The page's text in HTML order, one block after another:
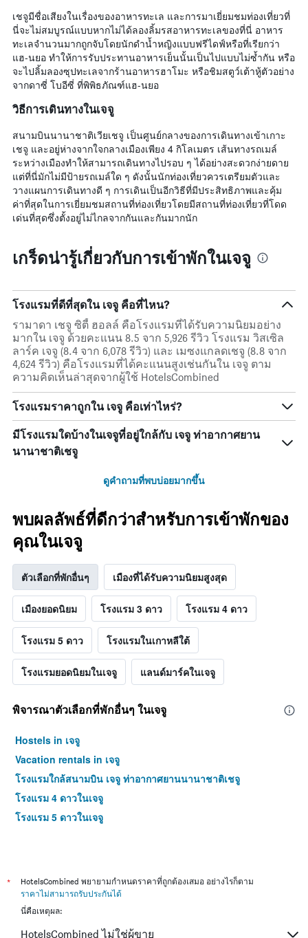
เชจูมีชื่อเสียงในเรื่องของอาหารทะเล และการมาเยี่ยมชมท่องเที่ยวที่
นี่จะไม่สมบูรณ์แบบหากไม่ได้ลองลิ้มรสอาหารทะเลของที่นี่ อาหาร
ทะเลจำนวนมากถูกจับโดยนักดำน้ำหญิงแบบฟรีไดฟ์หรือที่เรียกว่า
แฮ-นยอ ทำให้การรับประทานอาหารเย็นนั้นเป็นไปแบบไม่ซ้ำกัน หรือ
จะไปลิ้มลองซุปทะเลจากร้านอาหารฮาโมะ หรือชิมสตูว์เต้าหู้ตัวอย่าง
จากดาซี่ โบอีซี่ ที่พิพิธภัณฑ์แฮ-นยอ
วิธีการเดินทางในเจจู
สนามบินนานาชาติเวียเชจู เป็นศูนย์กลางของการเดินทางเข้าเกาะ
เชจู และอยู่ห่างจากใจกลางเมืองเพียง 4 กิโลเมตร เส้นทางรถเมล์
ระหว่างเมืองทำให้สามารถเดินทางไปรอบ ๆ ได้อย่างสะดวกง่ายดาย
แต่ที่นี่มักไม่มีป้ายรถเมล์ใด ๆ ดังนั้นนักท่องเที่ยวควรเตรียมตัวและ
วางแผนการเดินทางดี ๆ การเดินเป็นอีกวิธีที่มีประสิทธิภาพและคุ้ม
ค่าที่สุดในการเยี่ยมชมสถานที่ท่องเที่ยวโดยมีสถานที่ท่องเที่ยวที่โดด
เด่นที่สุดซึ่งตั้งอยู่ไม่ไกลจากกันและกันมากนัก
เกร็ดน่ารู้เกี่ยวกับการเข้าพักในเจจู
โรงแรมที่ดีที่สุดใน เจจู คือที่ไหน?
รามาดา เชจู ซิตี้ ฮอลล์ คือโรงแรมที่ได้รับความนิยมอย่าง
มากใน เจจู ด้วยคะแนน 8.5 จาก 5,926 รีวิว โรงแรม วิสเซิล
ลาร์ค เจจู (8.4 จาก 6,078 รีวิว) และ เมซงแกลดเชจู (8.8 จาก
4,624 รีวิว) คือโรงแรมที่ได้คะแนนสูงเช่นกันใน เจจู ตาม
ความคิดเห็นล่าสุดจากผู้ใช้ HotelsCombined
โรงแรมราคาถูกใน เจจู คือเท่าไหร่?
มีโรงแรมใดบ้างในเจจูที่อยู่ใกล้กับ เจจู ท่าอากาศยาน
นานาชาติเชจู
ดูคำถามที่พบบ่อยมากขึ้น
พบผลลัพธ์ที่ดีกว่าสำหรับการเข้าพักของ
คุณในเจจู
ตัวเลือกที่พักอื่นๆ เมืองที่ได้รับความนิยมสูงสุด
เมืองยอดนิยม โรงแรม 3 ดาว โรงแรม 4 ดาว
โรงแรม 5 ดาว โรงแรมในเกาหลีใต้
โรงแรมยอดนิยมในเจจู แลนด์มาร์คในเจจู
พิจารณาตัวเลือกที่พักอื่นๆ ในเจจู
Hostels in เจจู
Vacation rentals in เจจู
โรงแรมใกล้สนามบิน เจจู ท่าอากาศยานนานาชาติเชจู
โรงแรม 4 ดาวในเจจู
โรงแรม 5 ดาวในเจจู
*
HotelsCombined พยายามกำหนดราคาที่ถูกต้องเสมอ อย่างไรก็ตาม
ราคาไม่สามารถรับประกันได้
นี่คือเหตุผล:
HotelsCombined ไม่ใช่ผู้ขาย